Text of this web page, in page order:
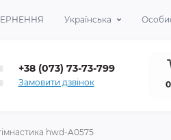
Українська
+38 (073) 73-73-799
Замовити дзвінок
hwd-A0575